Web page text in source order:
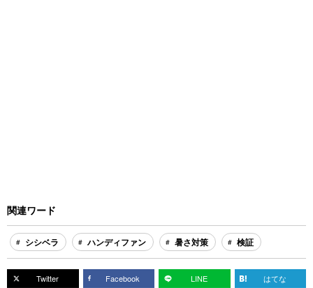
関連ワード
シシベラ ハンディファン 暑さ対策 検証
Twitter Facebook LINE はてな